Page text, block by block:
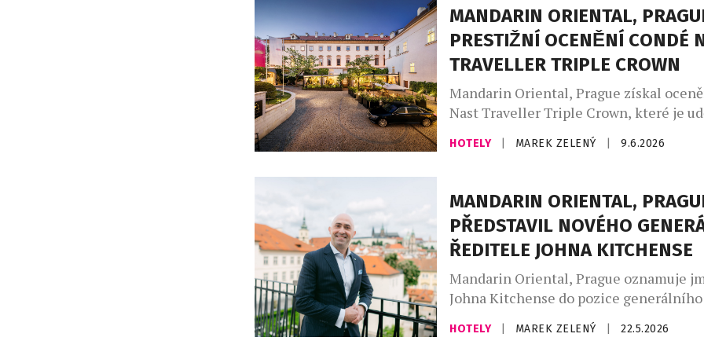
MANDARIN ORIENTAL,
PRESTIŽNÍ OCENĚNÍ CONDÉ
TRAVELLER TRIPLE CROWN
Mandarin Oriental, Prague získal
Nast Traveller Triple Crown, které je
hotelům, jež uspěly ve všech třech
oceněních magazínu Condé Nast
představuje oblíbené hotely a
cestovatelské zážitky editorů magazínu
Readers’ Choice Awards rozhoduje
komunita čtenářů Condé […]
HOTELY MAREK ZELENÝ 9.6.2026
MANDARIN ORIENTAL,
PŘEDSTAVIL NOVÉHO
ŘEDITELE JOHNA KITCHENSE
Mandarin Oriental, Prague oznamuje
Johna Kitchense do pozice generálního
jednoho z nejprestižnějších pražských
přichází s více než dvacetiletou
HOTELY MAREK ZELENÝ 22.5.2026